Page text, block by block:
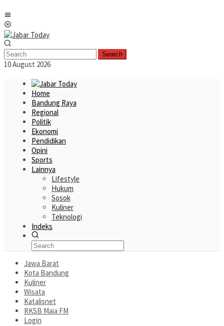
to
content
Search
10 August 2026
Home
Bandung Raya
Regional
Politik
Ekonomi
Pendidikan
Opini
Sports
Lainnya
Lifestyle
Hukum
Sosok
Kuliner
Teknologi
Indeks
Jawa Barat
Kota Bandung
Kuliner
Wisata
Katalisnet
RKSB Maja FM
Login